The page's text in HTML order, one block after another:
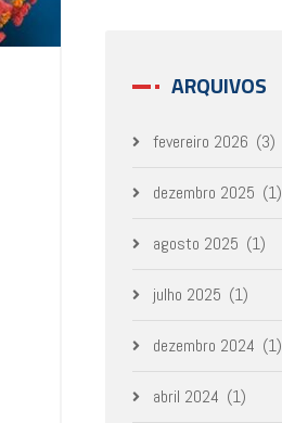
ARQUIVOS
fevereiro 2026 (3)
dezembro 2025 (1)
agosto 2025 (1)
julho 2025 (1)
dezembro 2024 (1)
abril 2024 (1)